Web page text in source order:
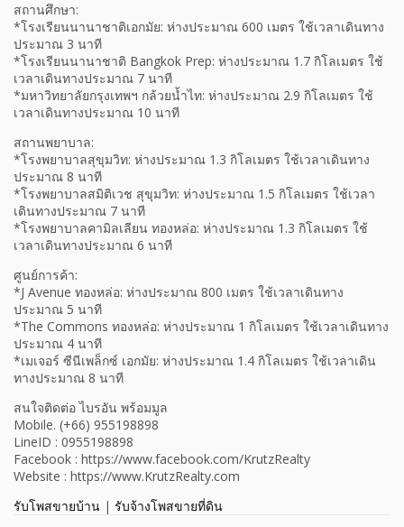
สถานศึกษา:
*โรงเรียนนานาชาติเอกมัย: ห่างประมาณ 600 เมตร ใช้เวลาเดินทาง
ประมาณ 3 นาที
*โรงเรียนนานาชาติ Bangkok Prep: ห่างประมาณ 1.7 กิโลเมตร ใช้
เวลาเดินทางประมาณ 7 นาที
*มหาวิทยาลัยกรุงเทพฯ กล้วยน้ำไท: ห่างประมาณ 2.9 กิโลเมตร ใช้
เวลาเดินทางประมาณ 10 นาที
สถานพยาบาล:
*โรงพยาบาลสุขุมวิท: ห่างประมาณ 1.3 กิโลเมตร ใช้เวลาเดินทาง
ประมาณ 8 นาที
*โรงพยาบาลสมิติเวช สุขุมวิท: ห่างประมาณ 1.5 กิโลเมตร ใช้เวลา
เดินทางประมาณ 7 นาที
*โรงพยาบาลคามิลเลียน ทองหล่อ: ห่างประมาณ 1.3 กิโลเมตร ใช้
เวลาเดินทางประมาณ 6 นาที
ศูนย์การค้า:
*J Avenue ทองหล่อ: ห่างประมาณ 800 เมตร ใช้เวลาเดินทาง
ประมาณ 5 นาที
*The Commons ทองหล่อ: ห่างประมาณ 1 กิโลเมตร ใช้เวลาเดินทาง
ประมาณ 4 นาที
*เมเจอร์ ซีนีเพล็กซ์ เอกมัย: ห่างประมาณ 1.4 กิโลเมตร ใช้เวลาเดิน
ทางประมาณ 8 นาที
สนใจติดต่อ ไบรอัน พร้อมมูล
Mobile. (+66) 955198898
LineID : 0955198898
Facebook : https://www.facebook.com/KrutzRealty
Website : https://www.KrutzRealty.com
รับโพสขายบ้าน | รับจ้างโพสขายที่ดิน